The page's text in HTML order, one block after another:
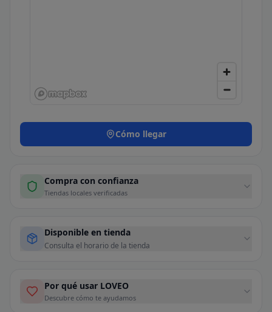
Cómo llegar
Compra con confianza
Tiendas locales verificadas
Disponible en tienda
Consulta el horario de la tienda
Por qué usar LOVEO
Descubre cómo te ayudamos